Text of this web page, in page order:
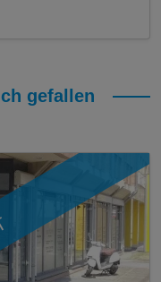
gefallen